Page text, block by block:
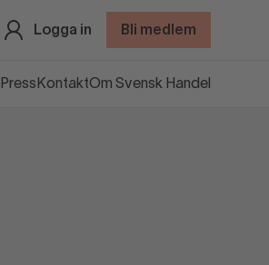
Logga in Bli medlem
Press KontaktOm Svensk Handel